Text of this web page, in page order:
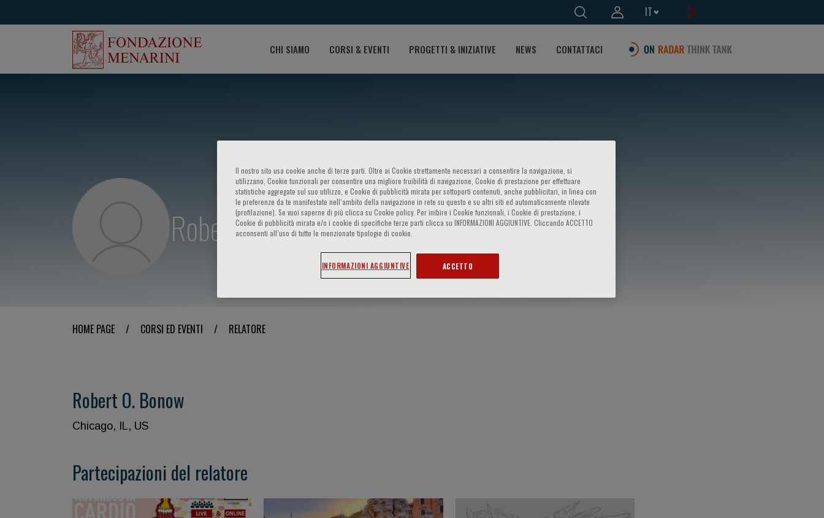
IT
CHI SIAMO CORSI & EVENTI PROGETTI & INIZIATIVE NEWS CONTATTACI
Robert O. Bonow
HOME PAGE / CORSI ED EVENTI / RELATORE
Robert O. Bonow
Chicago, IL, US
Partecipazioni del relatore
Il nostro sito usa cookie anche di terze parti. Oltre ai Cookie strettamente necessari a consentire la navigazione, si
utilizzano, Cookie funzionali per consentire una migliore fruibilità di navigazione, Cookie di prestazione per effettuare
statistiche aggregate sul suo utilizzo, e Cookie di pubblicità mirata per sottoporti contenuti, anche pubblicitari, in linea con
le preferenze da te manifestate nell‘ambito della navigazione in rete su questo e su altri siti ed automaticamente rilevate
(profilazione). Se vuoi saperne di più clicca su Cookie policy. Per inibire i Cookie funzionali, i Cookie di prestazione, i
Cookie di pubblicità mirata e/o i cookie di specifiche terze parti clicca su INFORMAZIONI AGGIUNTIVE. Cliccando ACCETTO
acconsenti all’uso di tutte le menzionate tipologie di cookie.
INFORMAZIONI AGGIUNTIVE ACCETTO